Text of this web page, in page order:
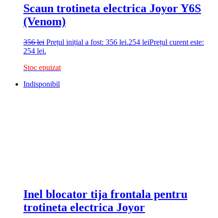
Scaun trotineta electrica Joyor Y6S
(Venom)
356lei Prețul inițial a fost: 356 lei.254 leiPrețul curent este:
254 lei.
Stoc epuizat
Indisponibil
Inel blocator tija frontala pentru
trotineta electrica Joyor